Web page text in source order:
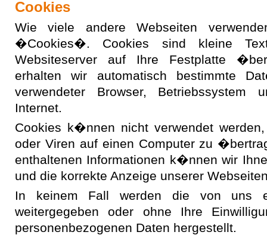
Cookies
Wie viele andere Webseiten
�Cookies�. Cookies sind kleine
Websiteserver auf Ihre Festplatte
erhalten wir automatisch bestimmte
verwendeter Browser, Betriebssystem
Internet.
Cookies k�nnen nicht verwendet
oder Viren auf einen Computer zu
enthaltenen Informationen k�nnen wir
und die korrekte Anzeige unserer
In keinem Fall werden die von uns
weitergegeben oder ohne Ihre
personenbezogenen Daten hergestellt.